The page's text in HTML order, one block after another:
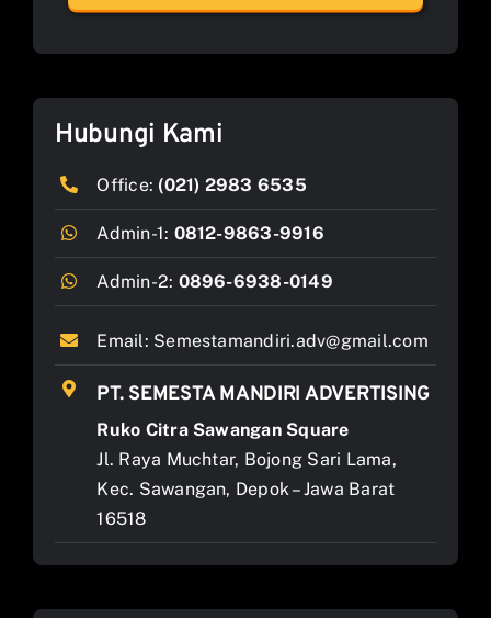
Hubungi Kami
Office: (021) 2983 6535
Admin-1: 0812-9863-9916
Admin-2: 0896-6938-0149
Email: Semestamandiri.adv@gmail.com
PT. SEMESTA MANDIRI ADVERTISING
Ruko Citra Sawangan Square
Jl. Raya Muchtar, Bojong Sari Lama,
Kec. Sawangan, Depok – Jawa Barat
16518